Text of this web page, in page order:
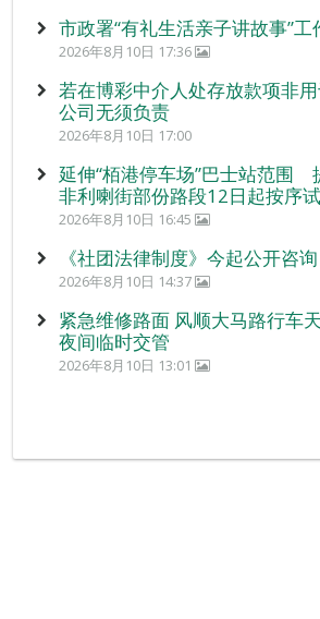
市政署“有礼生活亲子讲故事”工
2026年8月10日 17:36
若在博彩中介人处存放款项非
公司无须负责
2026年8月10日 17:00
延伸“栢港停车场”巴士站范围
非利喇街部份路段12日起按序
2026年8月10日 16:45
《社团法律制度》今起公开咨询
2026年8月10日 14:37
紧急维修路面 风顺大马路行车
夜间临时交管
2026年8月10日 13:01